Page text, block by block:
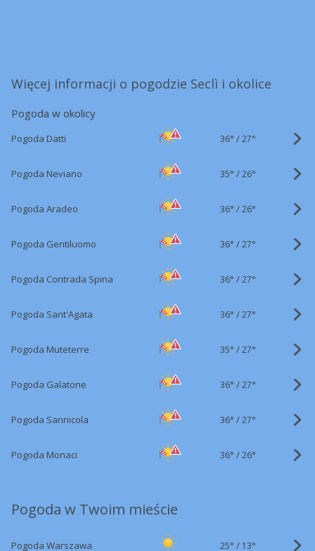
Więcej informacji o pogodzie Seclì i okolice
Pogoda w okolicy
Pogoda Datti 36° /27°
Pogoda Neviano 35° /26°
Pogoda Aradeo 36° /26°
Pogoda Gentiluomo 36° /27°
Pogoda Contrada Spina 36° /27°
Pogoda Sant'Agata 36° /27°
Pogoda Muteterre 35° /27°
Pogoda Galatone 36° /27°
Pogoda Sannicola 36° /27°
Pogoda Monaci 36° /26°
Pogoda w Twoim mieście
Pogoda Warszawa 25° / 13°